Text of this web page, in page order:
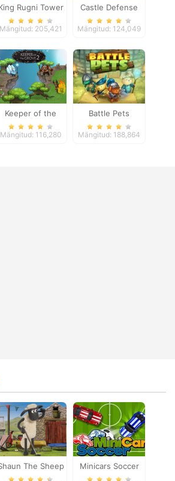
Rugni Tower
Defense
Mängitud: 205,421
Castle Defense
Mängitud: 124,049
Keeper of the
Grove 2
Mängitud: 116,280
Battle Pets
Mängitud: 188,864
The Sheep
Minicars Soccer